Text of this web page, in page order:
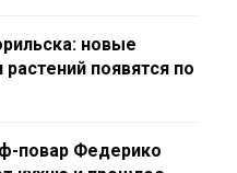
новые
появятся по
повар Федерико